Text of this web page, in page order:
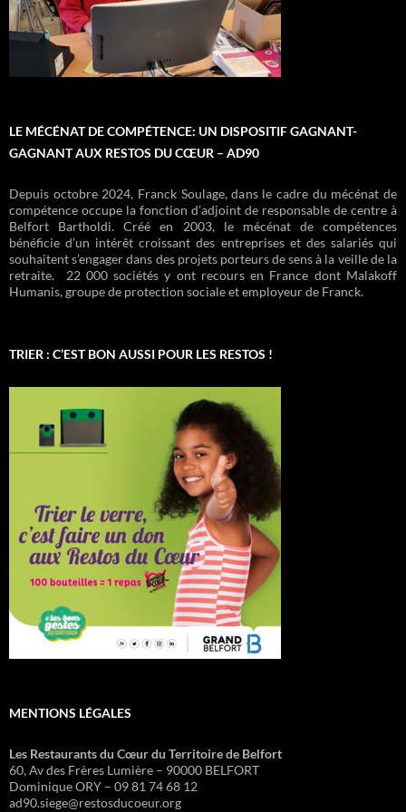
acces droits sociaux
accompagnement budgetaire
aide alimentaire
atelier francais
ateliers cuisine
camion
centre itinérant
coiffure
Departs en vacances
inclusion numerique
lecture espace livres
petite enfance
vestiaire
LE MÉCÉNAT DE COMPÉTENCE: UN DISPOSITIF GAGNANT-
GAGNANT AUX RESTOS DU CŒUR – AD90
Depuis octobre 2024, Franck Soulage, dans le cadre du mécénat de
compétence occupe la fonction d’adjoint de responsable de centre à
Belfort Bartholdi. Créé en 2003, le mécénat de compétences
bénéficie d’un intérêt croissant des entreprises et des salariés qui
souhaitent s’engager dans des projets porteurs de sens à la veille de la
retraite. 22 000 sociétés y ont recours en France dont Malakoff
Humanis, groupe de protection sociale et employeur de Franck.
TRIER : C’EST BON AUSSI POUR LES RESTOS !
MENTIONS LÉGALES
Les Restaurants du Cœur du Territoire de Belfort
60, Av des Frères Lumière – 90000 BELFORT
Dominique ORY – 09 81 74 68 12
ad90.siege@restosducoeur.org